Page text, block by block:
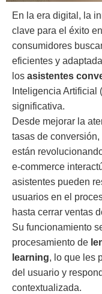
En la era digital, la
clave para el éxito
consumidores
eficientes y
los asistentes
Inteligencia Artificial
significativa.
Desde mejorar la
tasas de
están
e-commerce
asistentes pueden
usuarios en el
hasta cerrar ventas
Su funcionamiento
procesamiento de
learning, lo que les
del usuario y
contextualizada.